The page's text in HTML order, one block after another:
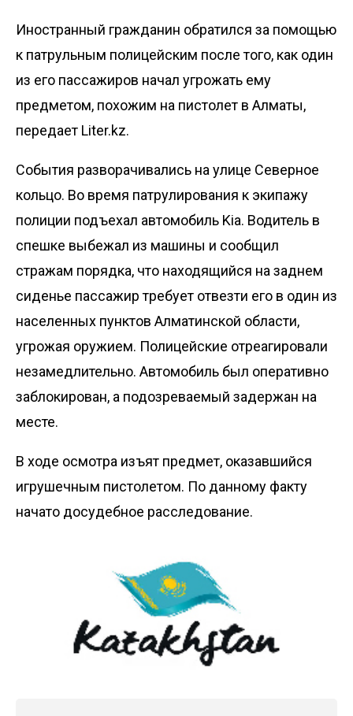
Иностранный гражданин обратился за помощью
к патрульным полицейским после того, как один
из его пассажиров начал угрожать ему
предметом, похожим на пистолет в Алматы,
передает Liter.kz.
События разворачивались на улице Северное
кольцо. Во время патрулирования к экипажу
полиции подъехал автомобиль Kia. Водитель в
спешке выбежал из машины и сообщил
стражам порядка, что находящийся на заднем
сиденье пассажир требует отвезти его в один из
населенных пунктов Алматинской области,
угрожая оружием. Полицейские отреагировали
незамедлительно. Автомобиль был оперативно
заблокирован, а подозреваемый задержан на
месте.
В ходе осмотра изъят предмет, оказавшийся
игрушечным пистолетом. По данному факту
начато досудебное расследование.